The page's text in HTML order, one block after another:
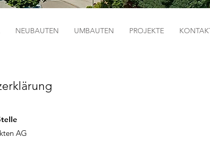
NEUBAUTEN UMBAUTEN PROJEKTE
AG